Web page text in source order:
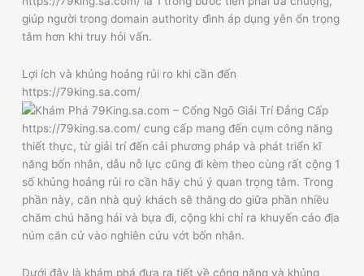
giúp người trong domain authority đình áp dụng yên ổn trọng
tâm hơn khi truy hỏi vấn.
Lợi ích và khủng hoảng rủi ro khi cần đến
https://79king.sa.com/
https://79king.sa.com/ cung cấp mang đến cụm công năng
thiết thực, từ giải trí đến cải phương pháp và phát triển kĩ
năng bốn nhân, dẫu nỗ lực cũng đi kèm theo cùng rất cộng 1
số khủng hoảng rủi ro cần hãy chú ý quan trọng tâm. Trong
phần này, căn nhà quý khách sẽ thăng do giữa phần nhiều
chăm chú hăng hái và bựa đi, cộng khi chỉ ra khuyến cáo địa
núm căn cứ vào nghiên cứu vớt bốn nhân.
Dưới đây là khám phá đưa ra tiết về công năng và khủng